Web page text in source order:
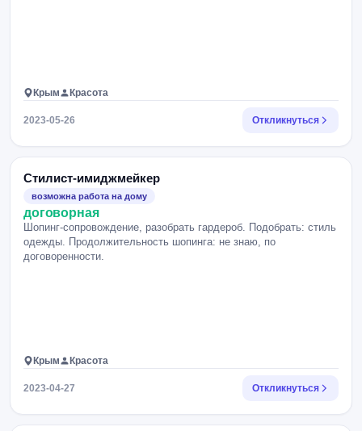
Крым Красота
2023-05-26 Откликнуться
Стилист-имиджмейкер
возможна работа на дому
договорная
Шопинг-сопровождение, разобрать гардероб. Подобрать: стиль
одежды. Продолжительность шопинга: не знаю, по
договоренности.
Крым Красота
2023-04-27 Откликнуться